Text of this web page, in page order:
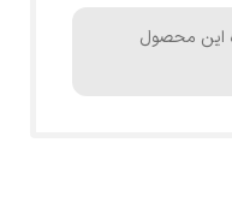
این محصول